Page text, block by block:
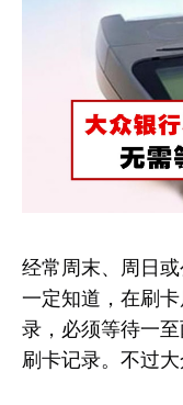
经常周末、周日
一定知道，在刷
录，必须等待一
刷卡记录。不过大